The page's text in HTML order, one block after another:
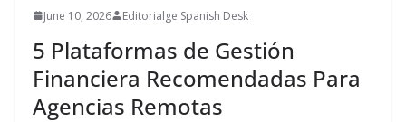
June 10, 2026 Editorialge Spanish Desk
5 Plataformas de Gestión
Financiera Recomendadas Para
Agencias Remotas